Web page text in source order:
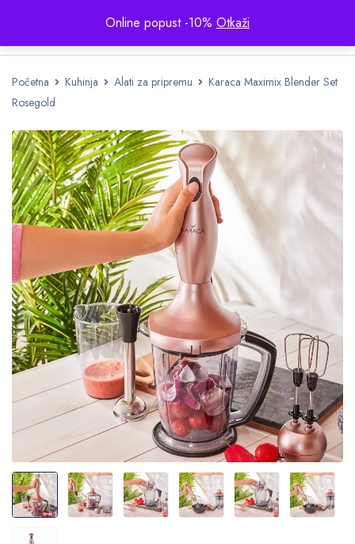
Online popust -10% Otkaži
Početna Kuhinja Alati za pripremu
Karaca Maximix Blender Set
Rosegold